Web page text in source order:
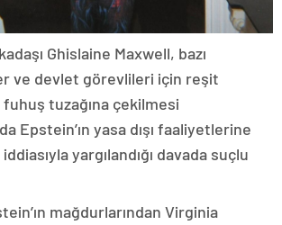
Ghislaine Maxwell, bazı
ve devlet görevlileri için reşit
fuhuş tuzağına çekilmesi
Epstein’ın yasa dışı faaliyetlerine
yargılandığı davada suçlu
mağdurlarından Virginia